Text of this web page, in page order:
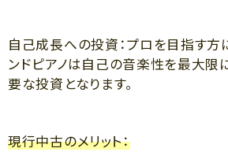
自己成長への投資：プロを目指す方
ンドピアノは自己の音楽性を最大限
要な投資となります。
現行中古のメリット：